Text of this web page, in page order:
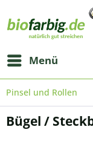
Menü
Pinsel und Rollen
Bügel /